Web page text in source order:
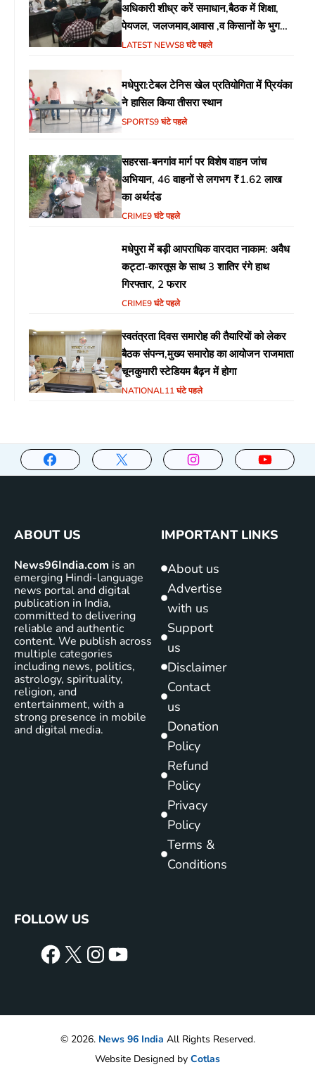
अधिकारी शीध्र करें समाधान,बैठक में शिक्षा,
पेयजल, जलजमाव,आवास ,व किसानों के भुगतान
का उठा मुद्दा
LATEST NEWS8 घंटे पहले
मधेपुरा:टेबल टेनिस खेल प्रतियोगिता में प्रियंका
ने हासिल किया तीसरा स्थान
SPORTS9 घंटे पहले
सहरसा-बनगांव मार्ग पर विशेष वाहन जांच
अभियान, 46 वाहनों से लगभग ₹1.62 लाख
का अर्थदंड
CRIME9 घंटे पहले
मधेपुरा में बड़ी आपराधिक वारदात नाकाम: अवैध
कट्टा-कारतूस के साथ 3 शातिर रंगे हाथ
गिरफ्तार, 2 फरार
CRIME9 घंटे पहले
स्वतंत्रता दिवस समारोह की तैयारियों को लेकर
बैठक संपन्न,मुख्य समारोह का आयोजन राजमाता
चूनकुमारी स्टेडियम बैढ़न में होगा
NATIONAL11 घंटे पहले
ABOUT US
News96India.com is an
emerging Hindi-language
news portal and digital
publication in India,
committed to delivering
reliable and authentic
content. We publish across
multiple categories
including news, politics,
astrology, spirituality,
religion, and
entertainment, with a
strong presence in mobile
and digital media.
IMPORTANT LINKS
About us
Advertise
with us
Support
us
Disclaimer
Contact
us
Donation
Policy
Refund
Policy
Privacy
Policy
Terms &
Conditions
FOLLOW US
© 2026. News 96 India All Rights Reserved.
Website Designed by Cotlas